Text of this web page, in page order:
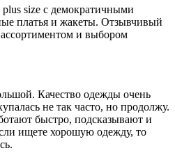
size с демократичными
платья и жакеты. Отзывчивый
ассортиментом и выбором
Качество одежды очень
не так часто, но продолжу.
быстро, подсказывают и
ищете хорошую одежду, то